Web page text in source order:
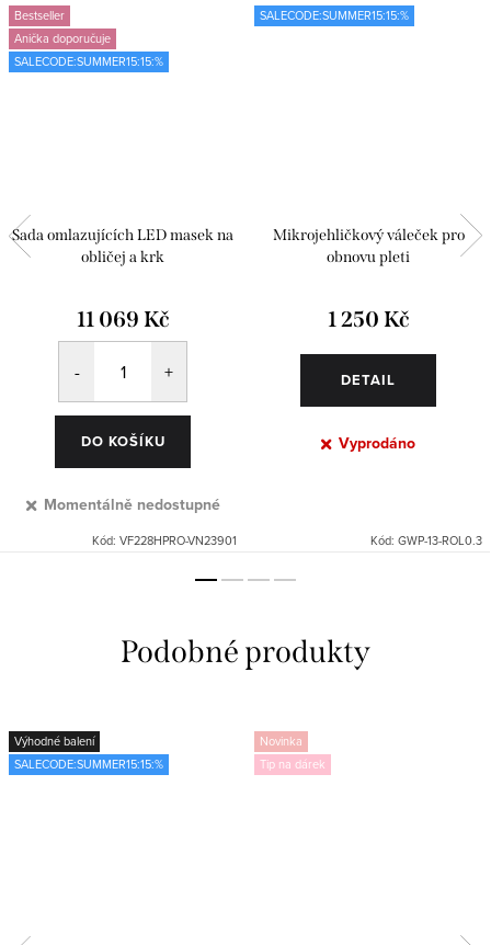
Bestseller
Anička doporučuje
SALECODE:SUMMER15:15:%
Sada omlazujících LED masek na
obličej a krk
11 069 Kč
DO KOŠÍKU
Momentálně nedostupné
Kód: VF228HPRO-VN23901
SALECODE:SUMMER15:15:%
Mikrojehličkový váleček pro
obnovu pleti
1 250 Kč
DETAIL
Vyprodáno
Kód: GWP-13-ROL0.3
Výhodné balení
SALECODE:SUMMER15:15:%
Novinka
Tip na dárek